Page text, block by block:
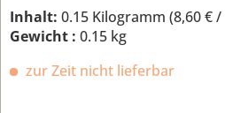
Inhalt: 0.15 Kilogramm (8,60 €/
Gewicht : 0.15 kg
zur Zeit nicht lieferbar